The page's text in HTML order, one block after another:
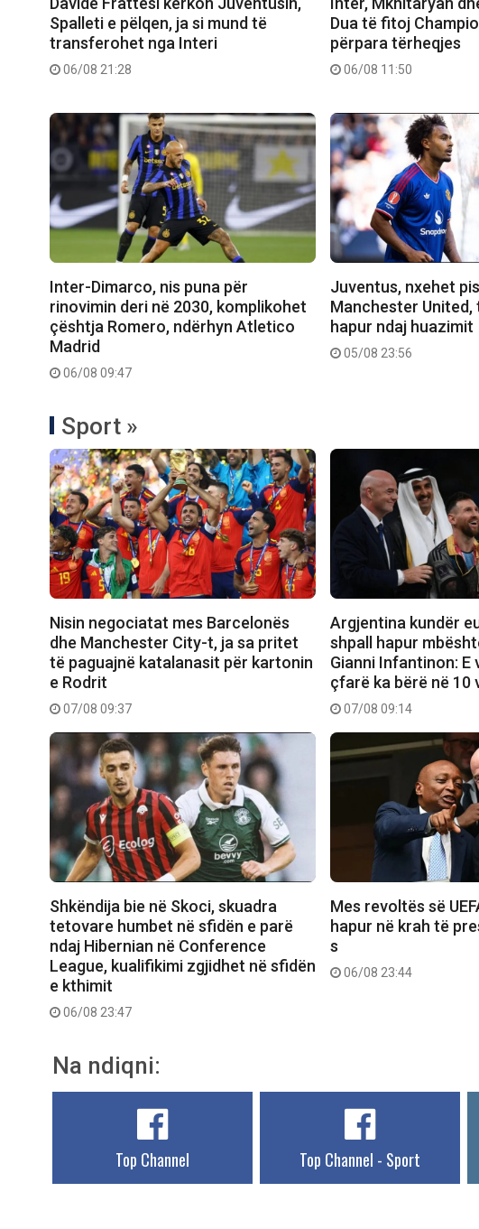
Spalleti e pëlqen, ja si mund të
transferohet nga Interi
06/08 21:28
Dua të fitoj
përpara tërheqjes
06/08 11:50
Inter-Dimarco, nis puna për
rinovimin deri në 2030, komplikohet
çështja Romero, ndërhyn Atletico
Madrid
06/08 09:47
Juventus, nxehet
Manchester United,
hapur ndaj huazimit
05/08 23:56
Sport »
Nisin negociatat mes Barcelonës
dhe Manchester City-t, ja sa pritet
të paguajnë katalanasit për kartonin
e Rodrit
07/08 09:37
Argjentina kundër
shpall hapur
Gianni Infantinon: E
çfarë ka bërë në 10
07/08 09:14
Shkëndija bie në Skoci, skuadra
tetovare humbet në sfidën e parë
ndaj Hibernian në Conference
League, kualifikimi zgjidhet në sfidën
e kthimit
06/08 23:47
Mes revoltës së
hapur në krah të
s
06/08 23:44
Na ndiqni:
Top Channel Top Channel - Sport